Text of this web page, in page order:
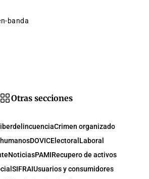
banda
Otras secciones
Crimen organizado
DOVICElectoralLaboral
NoticiasPAMIRecupero de activos
SIFRAIUsuarios y consumidores